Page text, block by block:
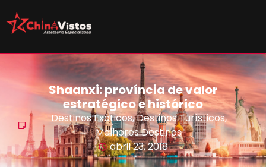
Shaanxi: província de valor
estratégico e histórico
Destinos Exóticos,Destinos Turísticos,
Melhores Destinos
abril 23, 2018